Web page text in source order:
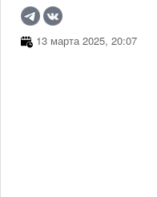
13 марта 2025, 20:07